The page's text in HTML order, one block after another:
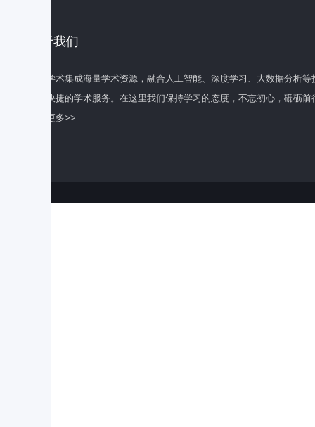
关于我们
百度学术集成海量学术资源，融合人工智能、深度学习、大数据分析
全面快捷的学术服务。在这里我们保持学习的态度，不忘初心，砥砺前
了解更多>>